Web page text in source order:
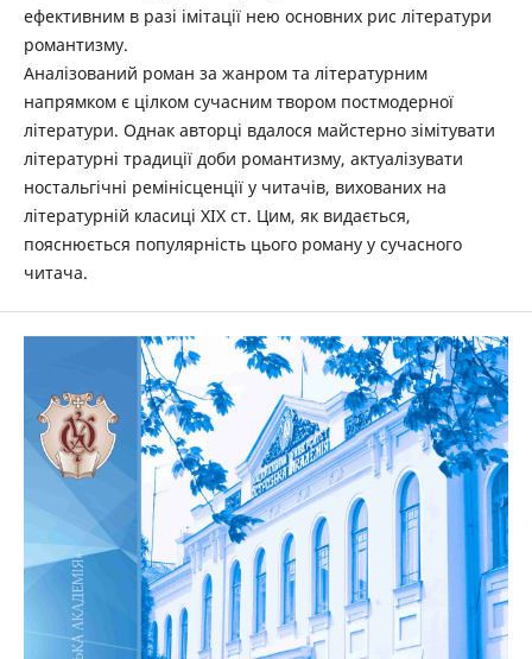
ефективним в разі імітації нею основних рис літератури
романтизму.
Аналізований роман за жанром та літературним
напрямком є цілком сучасним твором постмодерної
літератури. Однак авторці вдалося майстерно зімітувати
літературні традиції доби романтизму, актуалізувати
ностальгічні ремінісценції у читачів, вихованих на
літературній класиці ХІХ ст. Цим, як видається,
пояснюється популярність цього роману у сучасного
читача.